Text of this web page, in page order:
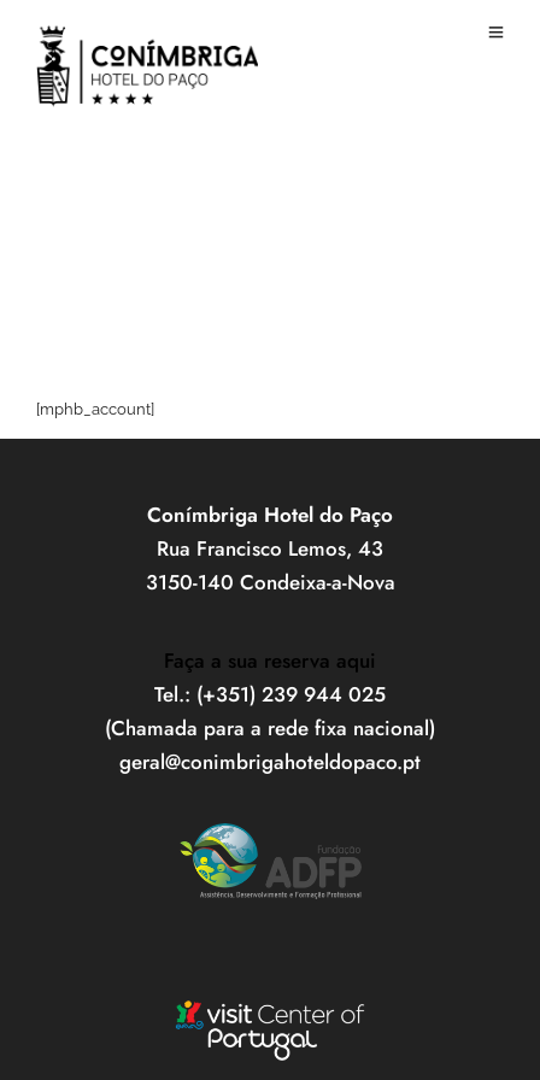
[mphb_account]
Conímbriga Hotel do Paço
Rua Francisco Lemos, 43
3150-140 Condeixa-a-Nova
Faça a sua reserva aqui
Tel.: (+351) 239 944 025
(Chamada para a rede fixa nacional)
geral@conimbrigahoteldopaco.pt